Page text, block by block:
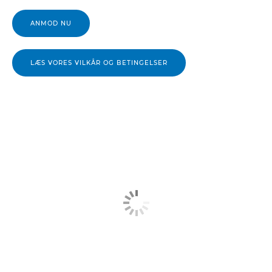
ANMOD NU
LÆS VORES VILKÅR OG BETINGELSER